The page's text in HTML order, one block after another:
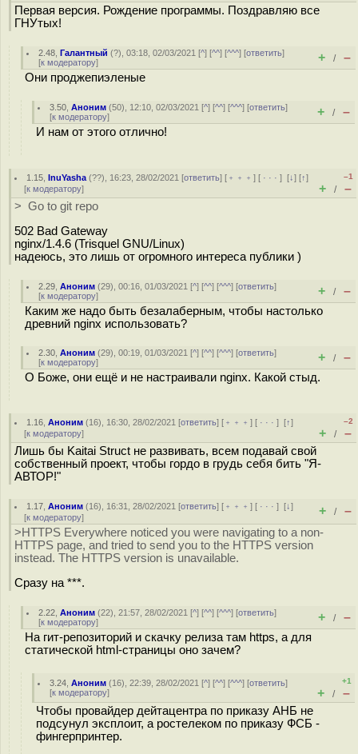
Первая версия. Рождение программы. Поздравляю все
ГНУтых!
2.48 ,Галантный (?), 03:18, 02/03/2021 [^] [^^] [^^^] [ответить]
[к модератору] + / –
Они проджепиэленые
3.50 ,Аноним (50), 12:10, 02/03/2021 [^] [^^] [^^^] [ответить]
[к модератору] + / –
И нам от этого отлично!
1.15 ,InuYasha (??), 16:23, 28/02/2021 [ответить] [ ﹢﹢﹢] [ · · ·][↓] [↑]
[к модератору]
–1
+ / –
> Go to git repo
502 Bad Gateway
nginx/1.4.6 (Trisquel GNU/Linux)
надеюсь, это лишь от огромного интереса публики )
2.29 ,Аноним (29), 00:16, 01/03/2021 [^] [^^] [^^^] [ответить]
[к модератору] + / –
Каким же надо быть безалаберным, чтобы настолько
древний nginx использовать?
2.30 ,Аноним (29), 00:19, 01/03/2021 [^] [^^] [^^^] [ответить]
[к модератору] + / –
О Боже, они ещё и не настраивали nginx. Какой стыд.
1.16 ,Аноним (16), 16:30, 28/02/2021 [ответить] [ ﹢﹢﹢] [ · · ·][↑]
[к модератору]
–2
+ / –
Лишь бы Kaitai Struct не развивать, всем подавай свой
собственный проект, чтобы гордо в грудь себя бить "Я-
АВТОР!"
1.17 ,Аноним (16), 16:31, 28/02/2021 [ответить] [ ﹢﹢﹢] [ · · ·][↓]
[к модератору] + / –
>HTTPS Everywhere noticed you were navigating to a non-
HTTPS page, and tried to send you to the HTTPS version
instead. The HTTPS version is unavailable.
Сразу на ***.
2.22 ,Аноним (22), 21:57, 28/02/2021 [^] [^^] [^^^] [ответить]
[к модератору] + / –
На гит-репозиторий и скачку релиза там https, а для
статической html-страницы оно зачем?
3.24 ,Аноним (16), 22:39, 28/02/2021 [^] [^^] [^^^] [ответить]
[к модератору]
+1
+ / –
Чтобы провайдер дейтацентра по приказу АНБ не
подсунул эксплоит, а ростелеком по приказу ФСБ -
фингерпринтер.